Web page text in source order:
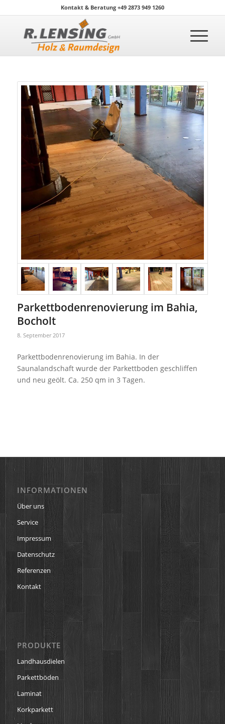
Kontakt & Beratung +49 2873 949 1260
Parkettbodenrenovierung im Bahia,
Bocholt
8. September 2017
Parkettbodenrenovierung im Bahia. In der
Saunalandschaft wurde der Parkettboden geschliffen
und neu geölt. Ca. 250 qm in 3 Tagen.
INFORMATIONEN
Über uns
Service
Impressum
Datenschutz
Referenzen
Kontakt
PRODUKTE
Landhausdielen
Parkettböden
Laminat
Korkparkett